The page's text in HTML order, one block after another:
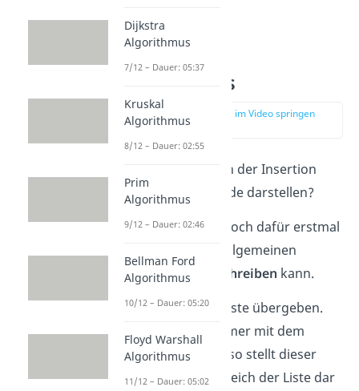
Algorithmus
zur Stelle im Video springen
Doch wie lässt sich der Insertion
Sort als Pseudocode darstellen?
Schauen wir uns doch dafür erstmal
an, wie man den allgemeinen
Algorithmus beschreiben kann.
Zuerst wird eine Liste übergeben.
Gestartet wird immer mit dem
ersten Element, also stellt dieser
den sortierten Bereich der Liste dar
Dijkstra
Algorithmus
7/12 – Dauer: 05:37
Kruskal
Algorithmus
8/12 – Dauer: 02:55
Prim
Algorithmus
9/12 – Dauer: 02:46
Bellman Ford
Algorithmus
10/12 – Dauer: 05:20
Floyd Warshall
Algorithmus
11/12 – Dauer: 05:02